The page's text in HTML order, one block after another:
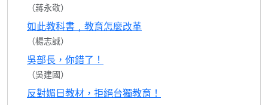
（蔣永敬）
如此教科書﹐教育怎麼改革
（楊志誠）
吳部長，你錯了！
（吳建國）
反對媚日教材，拒絕台獨教育！